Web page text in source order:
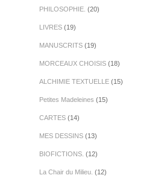
PHILOSOPHIE. (20)
LIVRES(19)
MANUSCRITS(19)
MORCEAUX CHOISIS(18)
ALCHIMIE TEXTUELLE(15)
Petites Madeleines (15)
CARTES(14)
MES DESSINS(13)
BIOFICTIONS. (12)
La Chair du Milieu. (12)